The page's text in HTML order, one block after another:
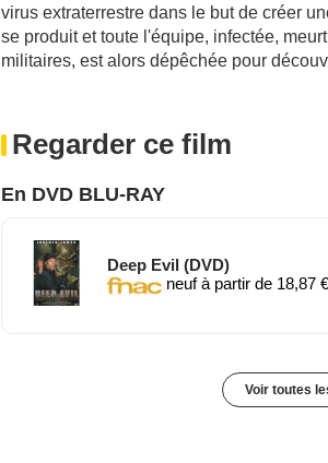
virus extraterrestre dans le but de créer
se produit et toute l'équipe, infectée,
militaires, est alors dépêchée pour
Regarder ce film
En DVD BLU-RAY
Deep Evil (DVD)
neuf à partir de 18,87 €
Voir toutes